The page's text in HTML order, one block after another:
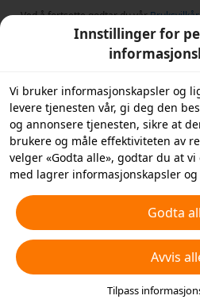
Ved å fortsette godtar du vårBruksvilkår
Retningslinjer for
Innstillinger for
Vi bruker informasjonskapsler og
levere tjenesten vår, gi deg den
og annonsere tjenesten, sikre at
brukere og måle effektiviteten av
velger «Godta alle», godtar du at
med lagrer informasjonskapsler
informasjonskapsler som ikke er
hvilke typer informasjonskapsler
deaktivere ved å klikke på
nedenfor eller når som helst under
personverninnstillinger. For mer
Godta
Avvis
Tilpass